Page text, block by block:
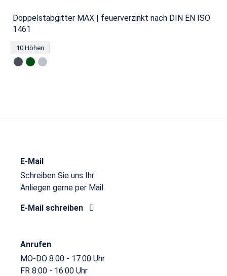
Doppelstabgitter MAX | feuerverzinkt nach DIN EN ISO
1461
10 Höhen
E-Mail
Schreiben Sie uns Ihr
Anliegen gerne per Mail.
E-Mail schreiben
Anrufen
MO-DO 8:00 - 17:00 Uhr
FR 8:00 - 16:00 Uhr